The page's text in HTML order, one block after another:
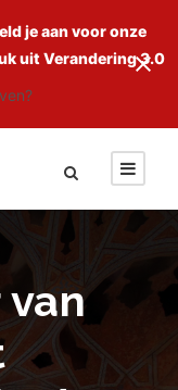
je aan voor onze
uit Verandering 3.0
van